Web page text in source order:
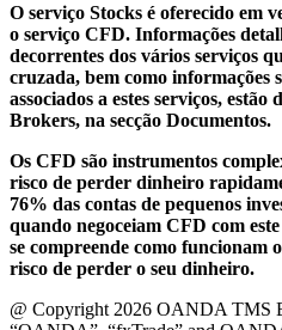
O serviço Stocks é oferecido em
o serviço CFD. Informações
decorrentes dos vários serviços
cruzada, bem como informações
associados a estes serviços,
Brokers, na secção Documentos.
Os CFD são instrumentos
risco de perder dinheiro
76% das contas de pequenos
quando negoceiam CFD com
se compreende como funcionam
risco de perder o seu dinheiro.
@ Copyright 2026 OANDA TMS